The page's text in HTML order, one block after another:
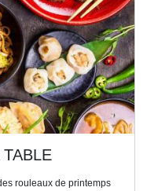
rouleaux de printemps